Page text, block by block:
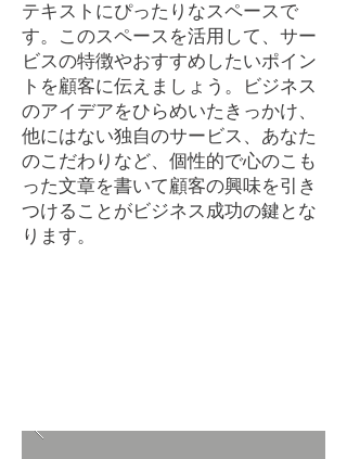
テキストにぴったりなスペースで
す。このスペースを活用して、サー
ビスの特徴やおすすめしたいポイン
トを顧客に伝えましょう。ビジネス
のアイデアをひらめいたきっかけ、
他にはない独自のサービス、あなた
のこだわりなど、個性的で心のこも
った文章を書いて顧客の興味を引き
つけることがビジネス成功の鍵とな
ります。